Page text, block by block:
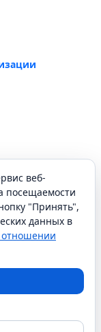
веб-
посещаемости
"Принять",
данных в
отношении